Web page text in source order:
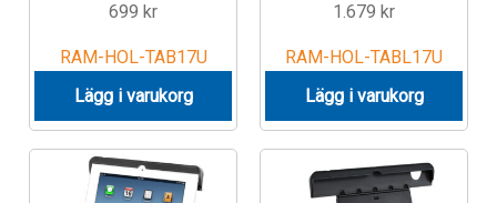
699 kr
RAM-HOL-TAB17U
Lägg i varukorg
1.679 kr
RAM-HOL-TABL17U
Lägg i varukorg